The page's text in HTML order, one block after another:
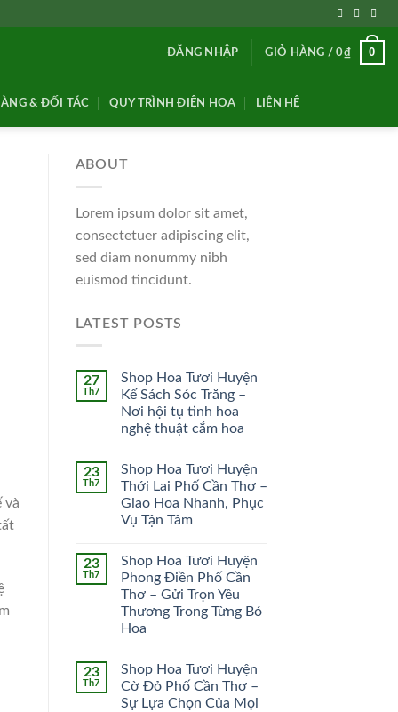
ĐĂNG NHẬP GIỎ HÀNG /0₫ 0
& ĐỐI TÁC QUY TRÌNH ĐIỆN HOA LIÊN HỆ
HOA CÔ DÂU
51 SẢN PHẨM
HOA KHAI TRƯƠNG
và
ABOUT
Lorem ipsum dolor sit amet,
consectetuer adipiscing elit,
sed diam nonummy nibh
euismod tincidunt.
LATEST POSTS
27
Th7
Shop Hoa Tươi Huyện
Kế Sách Sóc Trăng –
Nơi hội tụ tinh hoa
nghệ thuật cắm hoa
23
Th7
Shop Hoa Tươi Huyện
Thới Lai Phố Cần Thơ –
Giao Hoa Nhanh, Phục
Vụ Tận Tâm
23
Th7
Shop Hoa Tươi Huyện
Phong Điền Phố Cần
Thơ – Gửi Trọn Yêu
Thương Trong Từng Bó
Hoa
23
Th7
Shop Hoa Tươi Huyện
Cờ Đỏ Phố Cần Thơ –
Sự Lựa Chọn Của Mọi